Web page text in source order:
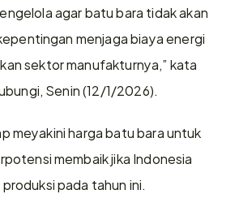
agar batu bara tidak akan
menjaga biaya energi
sektor manufakturnya,” kata
Senin (12/1/2026).
meyakini harga batu bara untuk
membaik jika Indonesia
pada tahun ini.